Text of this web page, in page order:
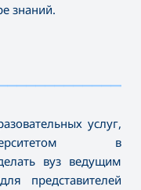
знаний.
услуг,
в
вуз ведущим
представителей